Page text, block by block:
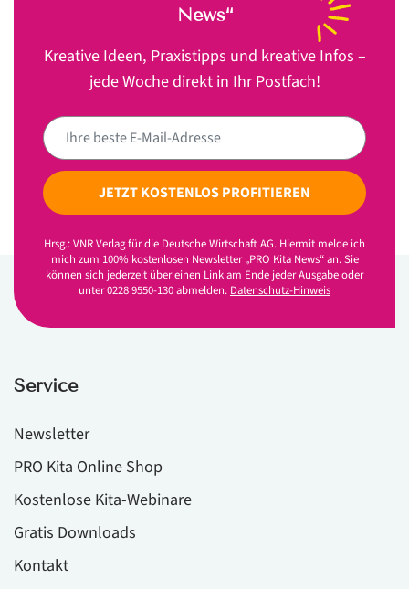
News“
Kreative Ideen, Praxistipps und kreative Infos –
jede Woche direkt in Ihr Postfach!
JETZT KOSTENLOS PROFITIEREN
Hrsg.: VNR Verlag für die Deutsche Wirtschaft AG. Hiermit melde ich
mich zum 100% kostenlosen Newsletter „PRO Kita News“ an. Sie
können sich jederzeit über einen Link am Ende jeder Ausgabe oder
unter 0228 9550-130 abmelden. Datenschutz-Hinweis
Service
Newsletter
PRO Kita Online Shop
Kostenlose Kita-Webinare
Gratis Downloads
Kontakt